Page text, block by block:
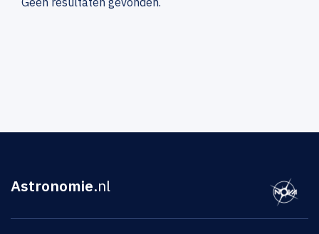
Astronomie.nl